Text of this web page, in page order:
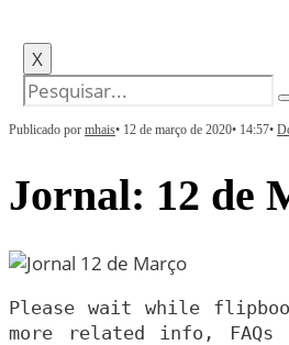
X
Publicado por mhais• 12 de março de 2020• 14:57•
Jornal: 12 de
Please wait while
more related info, FAQs